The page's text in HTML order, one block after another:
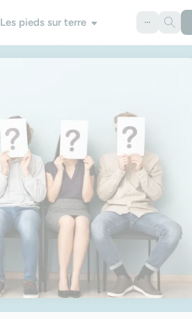
Les pieds sur terre